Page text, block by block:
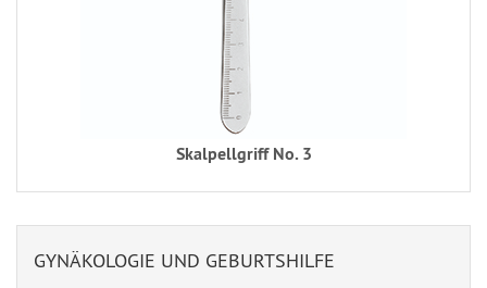
Skalpellgriff No. 3
GYNÄKOLOGIE UND GEBURTSHILFE